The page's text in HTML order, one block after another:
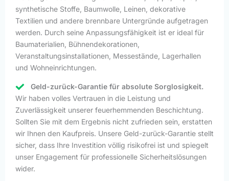
synthetische Stoffe, Baumwolle, Leinen, dekorative
Textilien und andere brennbare Untergründe aufgetragen
werden. Durch seine Anpassungsfähigkeit ist er ideal für
Baumaterialien, Bühnendekorationen,
Veranstaltungsinstallationen, Messestände, Lagerhallen
und Wohneinrichtungen.
Geld-zurück-Garantie für absolute Sorglosigkeit.
Wir haben volles Vertrauen in die Leistung und
Zuverlässigkeit unserer feuerhemmenden Beschichtung.
Sollten Sie mit dem Ergebnis nicht zufrieden sein, erstatten
wir Ihnen den Kaufpreis. Unsere Geld-zurück-Garantie stellt
sicher, dass Ihre Investition völlig risikofrei ist und spiegelt
unser Engagement für professionelle Sicherheitslösungen
wider.